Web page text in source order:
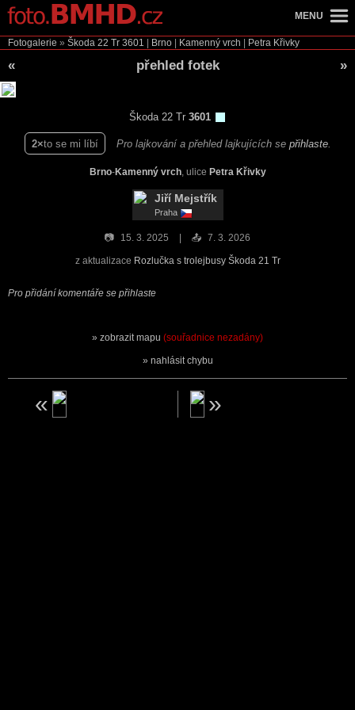
Fotogalerie » Škoda 22 Tr 3601 Brno Kamenný vrch Petra Křivky
« přehled fotek »
Škoda 22 Tr 3601
2 to se mi líbí Pro lajkování a přehled lajkujících se přihlaste.
Brno-Kamenný vrch, ulice Petra Křivky
Jiří Mejstřík
Praha
📷 15. 3. 2025 📤 7. 3. 2026
z aktualizace Rozlučka s trolejbusy Škoda 21 Tr
Pro přidání komentáře se přihlaste
zobrazit mapu (souřadnice nezadány)
nahlásit chybu
MENU